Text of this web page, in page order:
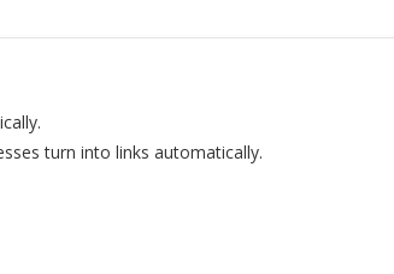
turn into links automatically.